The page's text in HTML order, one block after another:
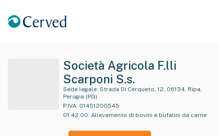
Società Agricola F.lli
Scarponi S.s.
Sede legale:
Perugia (PG)
P.IVA: 01451200545
01.42.00: Allevamento di bovini e bufalini da carne